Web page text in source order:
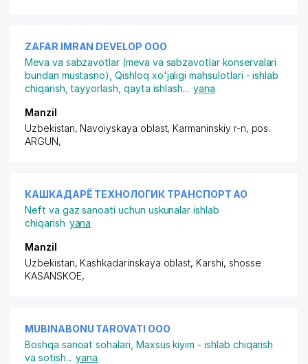
ZAFAR IMRAN DEVELOP ООО
Meva va sabzavotlar (meva va sabzavotlar konservalari
bundan mustasno) ,Qishloq xo'jaligi mahsulotlari - ishlab
chiqarish, tayyorlash, qayta ishlash... yana
Manzil
Uzbekistan, Navoiyskaya oblast, Karmaninskiy r-n, pos.
ARGUN,
КАШКАДАРЁ ТЕХНОЛОГИК ТРАНСПОРТ АО
Neft va gaz sanoati uchun uskunalar ishlab
chiqarish yana
Manzil
Uzbekistan, Kashkadarinskaya oblast, Karshi, shosse
KASANSKOE,
MUBINABONU TAROVATI ООО
Boshqa sanoat sohalari Maxsus kiyim - ishlab chiqarish
va sotish... yana